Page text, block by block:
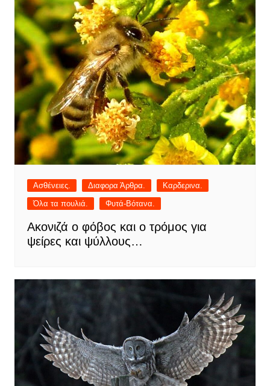
Ασθένειες. Διαφορα Άρθρα.
Καρδερινα.
Όλα τα πουλιά.
Φυτά-Βότανα.
Ακονιζά ο φόβος και ο τρόμος για
ψείρες και ψύλλους…